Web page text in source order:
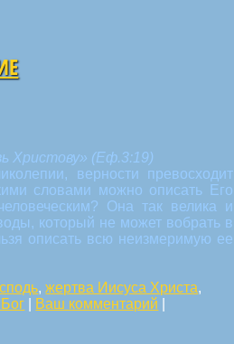
Христову» (Еф.3:19)
верности превосходит
словами можно описать Его
Она так велика и
который не может вобрать в
описать всю неизмеримую ее
,жертва Иисуса Христа,
Ваш комментарий